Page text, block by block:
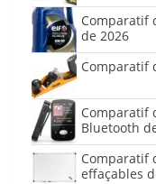
Comparatif
de 2026
Comparatif
Comparatif
Bluetooth
Comparatif
effaçables